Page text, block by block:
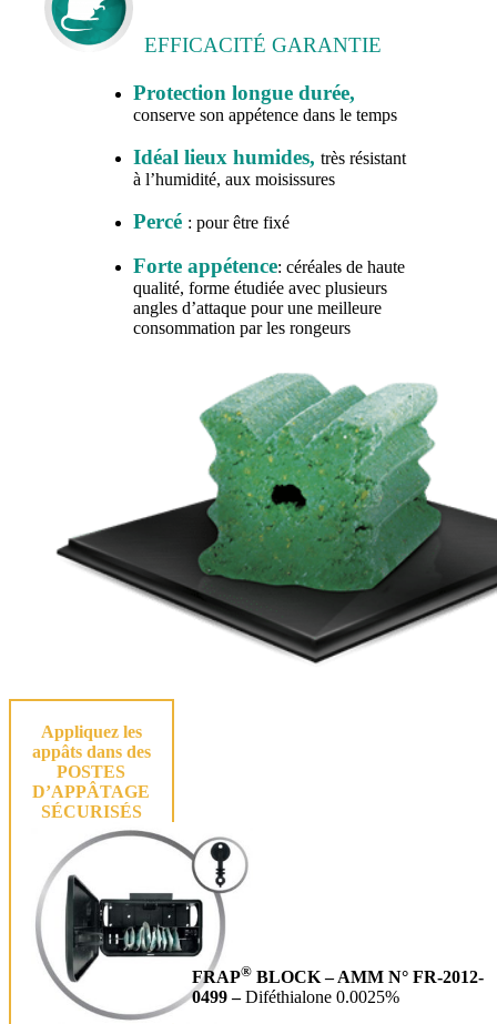
EFFICACITÉ GARANTIE
Protection longue durée,
conserve son appétence dans le temps
Idéal lieux humides, très résistant
à l’humidité, aux moisissures
Percé : pour être fixé
Forte appétence: céréales de haute
qualité, forme étudiée avec plusieurs
angles d’attaque pour une meilleure
consommation par les rongeurs
Appliquez les
appâts dans des
POSTES
D’APPÂTAGE
SÉCURISÉS
FRAP®BLOCK –AMM N° FR-2012-
0499 –Diféthialone 0.0025%